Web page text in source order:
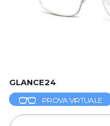
GLANCE24
PROVA VIRTUALE